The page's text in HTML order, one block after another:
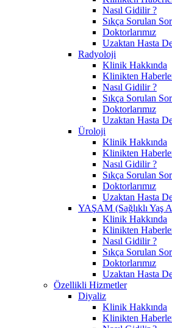
Nasıl Gidilir ?
Sıkça Sorulan
Doktorlarımız
Uzaktan Hasta
Radyoloji
Klinik Hakkında
Klinikten
Nasıl Gidilir ?
Sıkça Sorulan
Doktorlarımız
Uzaktan Hasta
Üroloji
Klinik Hakkında
Klinikten
Nasıl Gidilir ?
Sıkça Sorulan
Doktorlarımız
Uzaktan Hasta
YAŞAM (Sağlıklı Yaş
Klinik Hakkında
Klinikten
Nasıl Gidilir ?
Sıkça Sorulan
Doktorlarımız
Uzaktan Hasta
Özellikli Hizmetler
Diyaliz
Klinik Hakkında
Klinikten